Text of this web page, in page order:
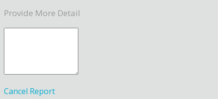
Provide More Detail
Cancel Report